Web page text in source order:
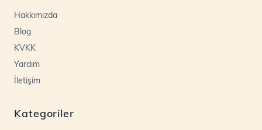
Hakkımızda
Blog
KVKK
Yardım
İletişim
Kategoriler